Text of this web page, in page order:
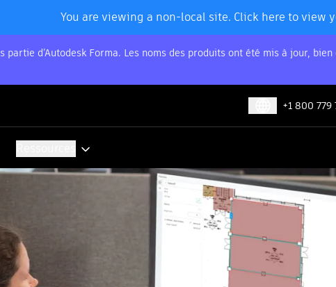
You are viewing a non-local site. Click here to view
partie d’Autodesk Forma. Les noms des produits ont été mis à jour,
+1 800 779